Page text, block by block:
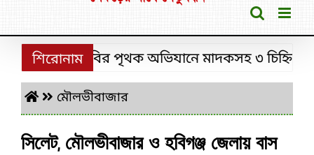
শিরোনাম
শ্রীমঙ্গলে ডিবির পৃথক অভিযানে মাদকসহ ৩ চিহ্নিত
মৌলভীবাজার
সিলেট, মৌলভীবাজার ও হবিগঞ্জ জেলায় বাস